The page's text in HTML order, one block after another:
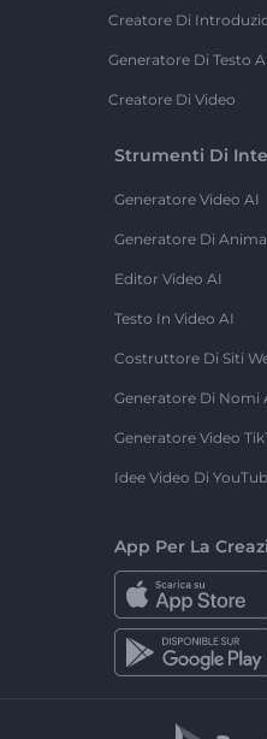
Creatore Di
Generatore Di Testo
Creatore Di Video
Strumenti Di
Generatore Video AI
Generatore Di
Editor Video AI
Testo In Video AI
Costruttore Di Siti
Generatore Di Nomi
Generatore Video
Idee Video Di
App Per La